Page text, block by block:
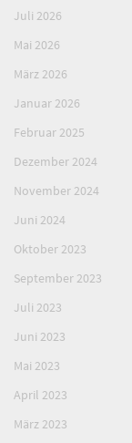
Juli 2026
Mai 2026
März 2026
Januar 2026
Februar 2025
Dezember 2024
November 2024
Juni 2024
Oktober 2023
September 2023
Juli 2023
Juni 2023
Mai 2023
April 2023
März 2023